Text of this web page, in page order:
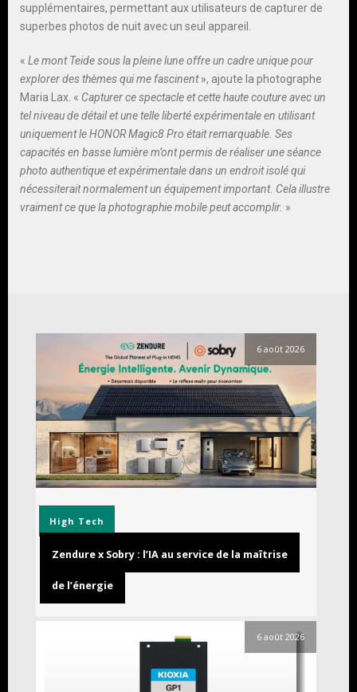
supplémentaires, permettant aux utilisateurs de capturer de
superbes photos de nuit avec un seul appareil.
« Le mont Teide sous la pleine lune offre un cadre unique pour
explorer des thèmes qui me fascinent», ajoute la photographe
Maria Lax. « Capturer ce spectacle et cette haute couture avec un
tel niveau de détail et une telle liberté expérimentale en utilisant
uniquement le HONOR Magic8 Pro était remarquable. Ses
capacités en basse lumière m’ont permis de réaliser une séance
photo authentique et expérimentale dans un endroit isolé qui
nécessiterait normalement un équipement important. Cela illustre
vraiment ce que la photographie mobile peut accomplir. »
6 août 2026
High Tech
Zendure x Sobry : l’IA au service de la maîtrise
de l’énergie
6 août 2026